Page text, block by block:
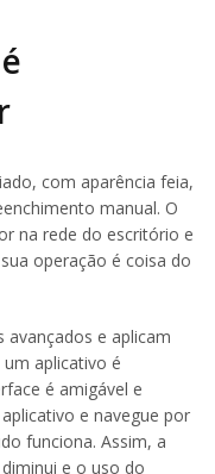
com aparência feia,
manual. O
na rede do escritório e
operação é coisa do
e aplicam
aplicativo é
é amigável e
e navegue por
funciona. Assim, a
e o uso do